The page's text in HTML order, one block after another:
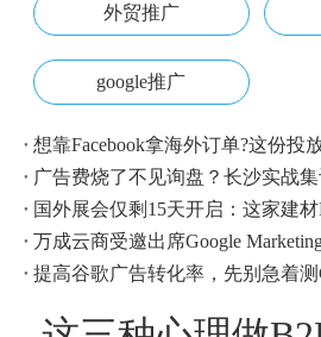
外贸推广
google推广
想靠Facebook拿海外订单?这份投